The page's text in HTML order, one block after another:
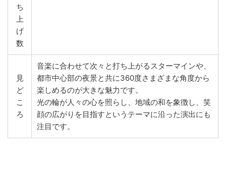
ち
上
げ
数
見
ど
こ
ろ
音楽に合わせて次々と打ち上がるスターマインや、
都市中心部の夜景と共に360度さまざまな角度から
楽しめるのが大きな魅力です。
光の輪が人々の心を照らし、地域の和を象徴し、笑
顔の広がりを目指すというテーマに沿った演出にも
注目です。